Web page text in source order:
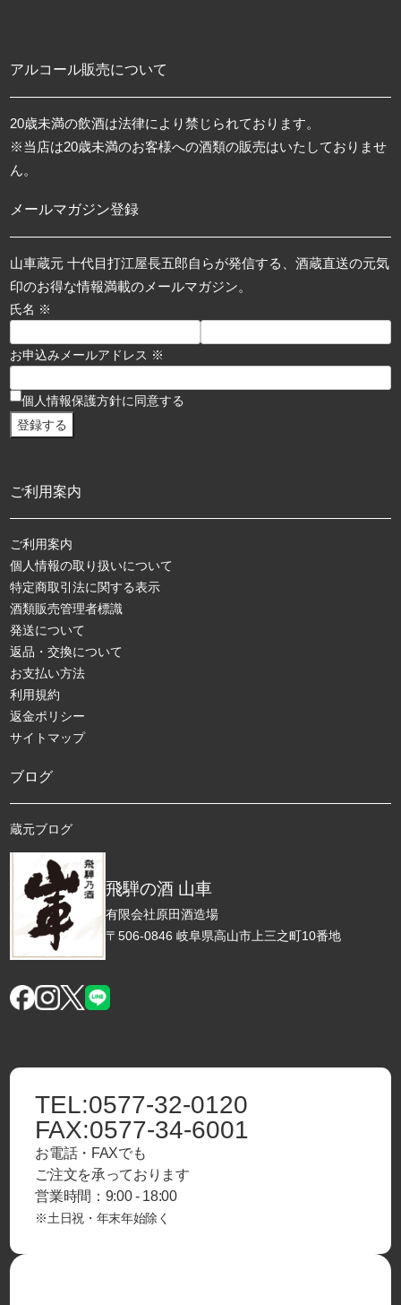
飛騨の酒 山車
有限会社原田酒造場
〒506-0846 岐阜県高山市上三之町10番地
アルコール販売について
20歳未満の飲酒は法律により禁じられております。
※当店は20歳未満のお客様への酒類の販売はいたしておりませ
ん。
メールマガジン登録
山車蔵元 十代目打江屋長五郎自らが発信する、酒蔵直送の元気
印のお得な情報満載のメールマガジン。
氏名 ※
お申込みメールアドレス ※
個人情報保護方針に同意する
ご利用案内
ご利用案内
個人情報の取り扱いについて
特定商取引法に関する表示
酒類販売管理者標識
発送について
返品・交換について
お支払い方法
利用規約
返金ポリシー
サイトマップ
ブログ
蔵元ブログ
TEL:0577-32-0120
FAX:0577-34-6001
お電話・FAXでも
ご注文を承っております
営業時間：9:00 - 18:00
※土日祝・年末年始除く